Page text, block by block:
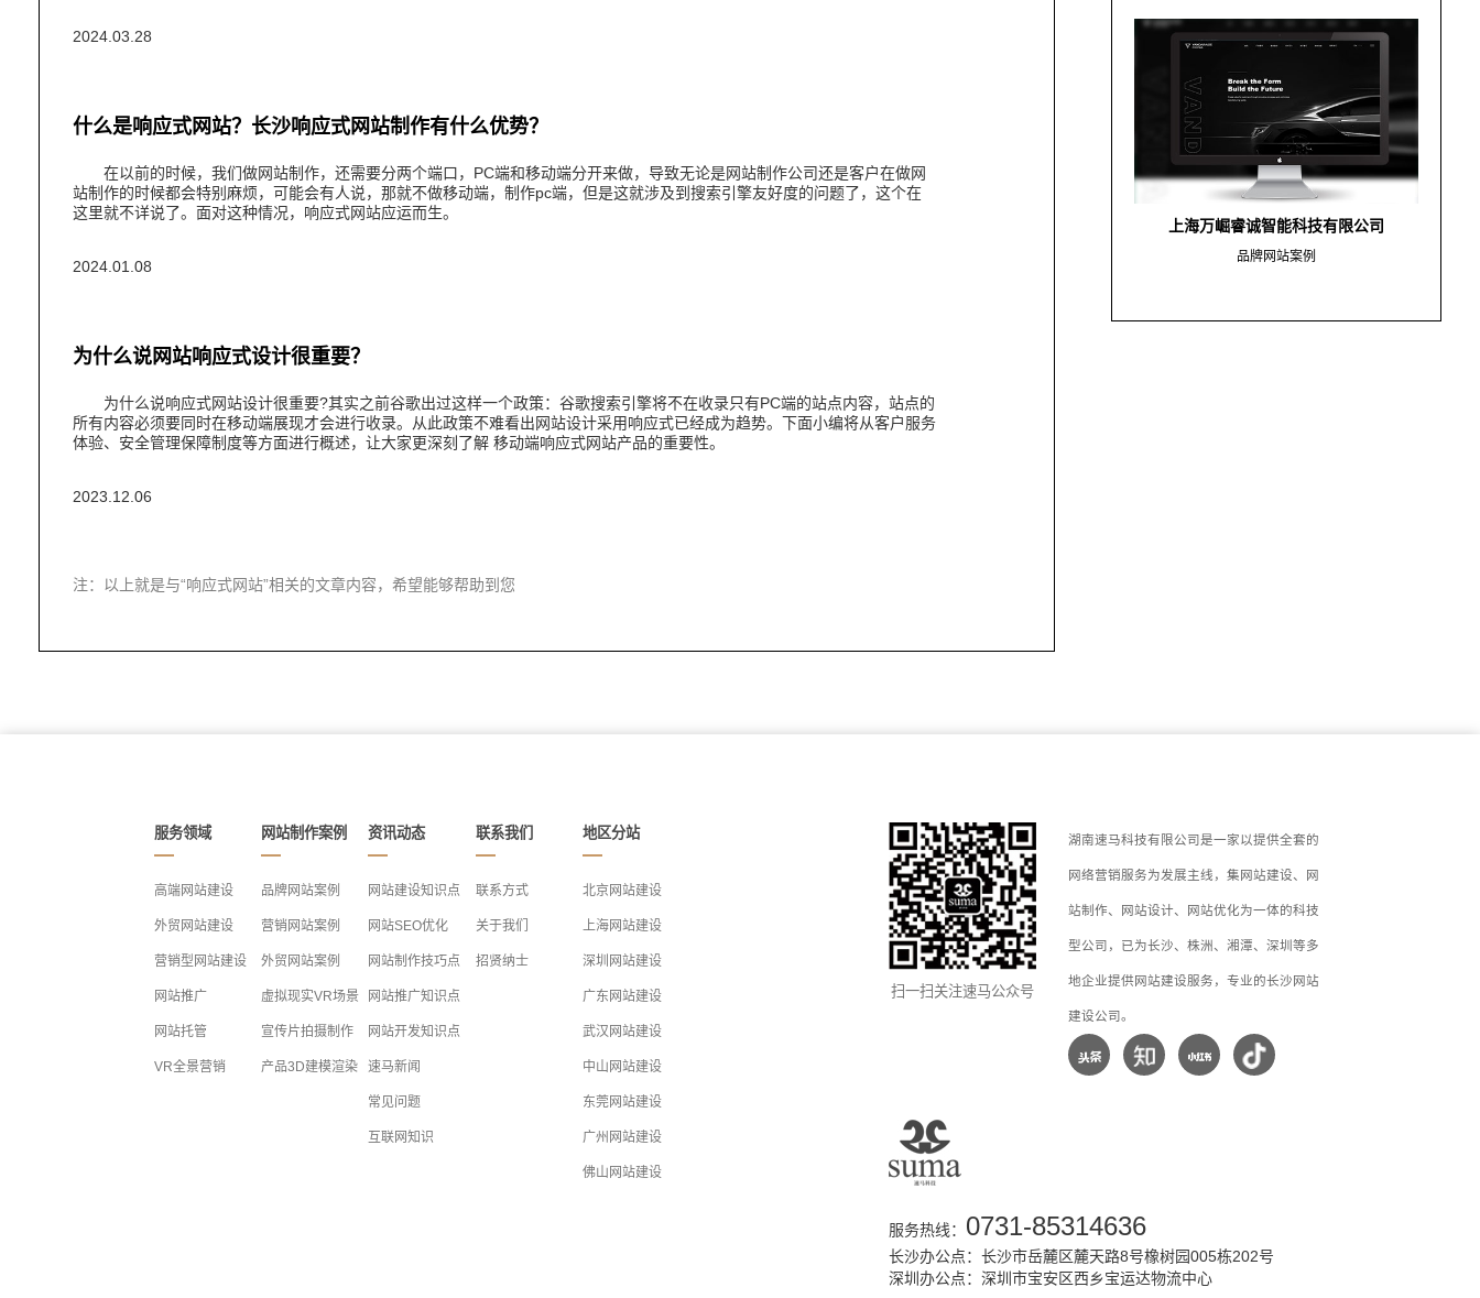
2024.03.28
什么是响应式网站？长沙响应式网站制作有什么优势？
在以前的时候，我们做网站制作，还需要分两个端口，PC端和移动端分开来做，导致无论是网站制作公司还是客户在做网
站制作的时候都会特别麻烦，可能会有人说，那就不做移动端，制作pc端，但是这就涉及到搜索引擎友好度的问题了，这个在
这里就不详说了。面对这种情况，响应式网站应运而生。
2024.01.08
为什么说网站响应式设计很重要？
为什么说响应式网站设计很重要?其实之前谷歌出过这样一个政策：谷歌搜索引擎将不在收录只有PC端的站点内容，站点的
所有内容必须要同时在移动端展现才会进行收录。从此政策不难看出网站设计采用响应式已经成为趋势。下面小编将从客户服务
体验、安全管理保障制度等方面进行概述，让大家更深刻了解 移动端响应式网站产品的重要性。
2023.12.06
注：以上就是与“响应式网站”相关的文章内容，希望能够帮助到您
上海万崛睿诚智能科技有限公司
品牌网站案例
服务领域
高端网站建设
外贸网站建设
营销型网站建设
网站推广
网站托管
VR全景营销
网站制作案例
品牌网站案例
营销网站案例
外贸网站案例
虚拟现实VR场景
宣传片拍摄制作
产品3D建模渲染
资讯动态
网站建设知识点
网站SEO优化
网站制作技巧点
网站推广知识点
网站开发知识点
速马新闻
常见问题
互联网知识
联系我们
联系方式
关于我们
招贤纳士
地区分站
北京网站建设
上海网站建设
深圳网站建设
广东网站建设
武汉网站建设
中山网站建设
东莞网站建设
广州网站建设
佛山网站建设
扫一扫关注速马公众号
湖南速马科技有限公司是一家以提供全套的
网络营销服务为发展主线，集网站建设、网
站制作、网站设计、网站优化为一体的科技
型公司，已为长沙、株洲、湘潭、深圳等多
地企业提供网站建设服务，专业的长沙网站
建设公司。
服务热线： 0731-85314636
长沙办公点：长沙市岳麓区麓天路8号橡树园005栋202号
深圳办公点：深圳市宝安区西乡宝运达物流中心